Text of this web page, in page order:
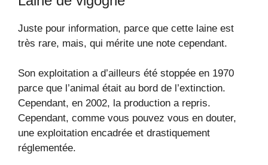
Juste pour information, parce que cette laine est
très rare, mais, qui mérite une note cependant.
Son exploitation a d’ailleurs été stoppée en 1970
parce que l’animal était au bord de l’extinction.
Cependant, en 2002, la production a repris.
Cependant, comme vous pouvez vous en douter,
une exploitation encadrée et drastiquement
réglementée.